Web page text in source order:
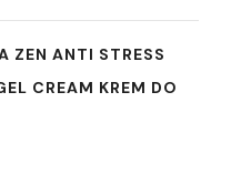
ZEN ANTI STRESS
CREAM KREM DO